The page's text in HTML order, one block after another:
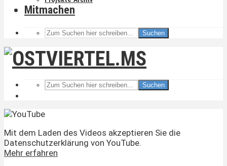
Mitmachen
Suchen
Suchen
Mit dem Laden des Videos akzeptieren Sie die
Datenschutzerklärung von YouTube.
Mehr erfahren